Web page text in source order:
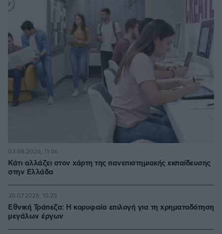
Κάτι αλλάζει στον χάρτη της πανεπιστημιακής εκπαίδευσης
στην Ελλάδα
03.08.2026, 11:06
Εθνική Τράπεζα: Η κορυφαία επιλογή για τη χρηματοδότηση
μεγάλων έργων
30.07.2026, 15:25